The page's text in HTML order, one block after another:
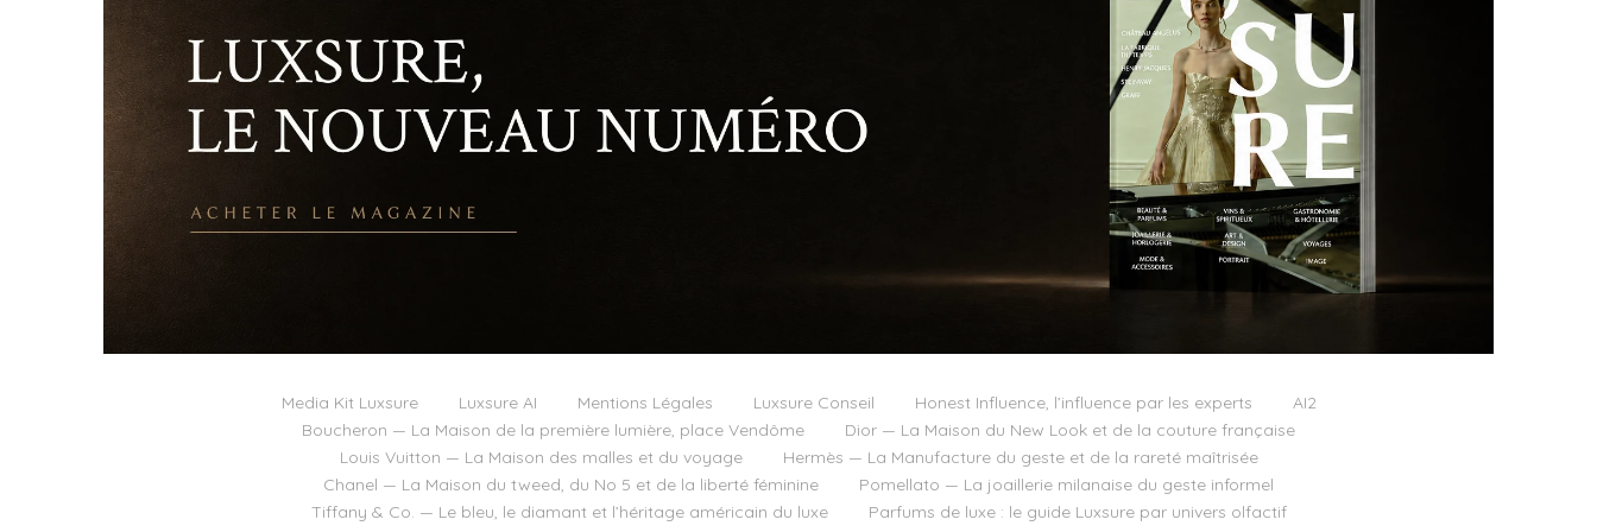
Media Kit Luxsure Luxsure AI Mentions Légales Luxsure Conseil Honest Influence, l’influence par les experts
AI2
Boucheron — La Maison de la première lumière, place Vendôme
Dior — La Maison du New Look et de la couture française
Louis Vuitton — La Maison des malles et du voyage
Hermès — La Manufacture du geste et de la rareté maîtrisée
Chanel — La Maison du tweed, du No 5 et de la liberté féminine
Pomellato — La joaillerie milanaise du geste informel
Tiffany & Co. — Le bleu, le diamant et l’héritage américain du luxe
Parfums de luxe : le guide Luxsure par univers olfactif